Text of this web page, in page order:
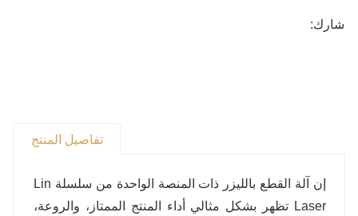
شارك:
تفاصيل المنتج
إن آلة القطع بالليزر ذات المنصة الواحدة من سلسلة Lin
Laser تظهر بشكل مثالي أداء المنتج الممتاز، والروعة،